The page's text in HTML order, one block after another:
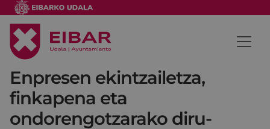
Enpresen ekintzailetza,
finkapena eta
ondorengotzarako diru-